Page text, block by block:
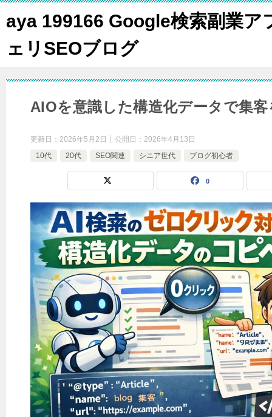
aya 199166 Google検索副業ア
ェリSEOブログ
AIOを意識した構造化データで集
更新日： 2026年5月2日 公開日： 2026年4月13日
10代
20代 SEO関連 シニア世代 ブログ初心者
0